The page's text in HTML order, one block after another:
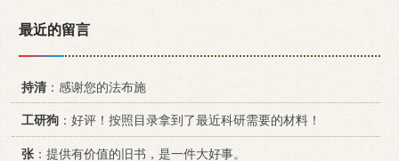
最近的留言
持清：感谢您的法布施
工研狗 ：好评！按照目录拿到了最近科研需要的材料！
张：提供有价值的旧书，是一件大好事。